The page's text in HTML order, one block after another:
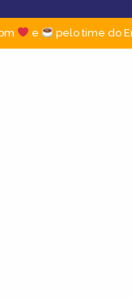
e pelo time do